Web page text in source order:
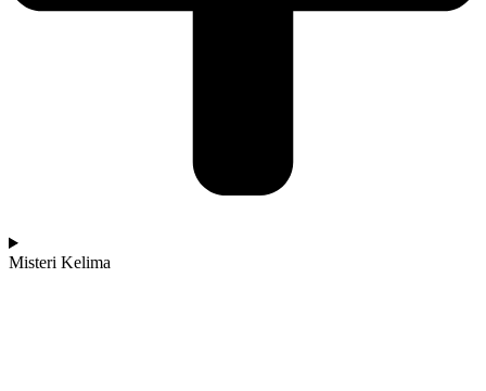
Misteri Kelima